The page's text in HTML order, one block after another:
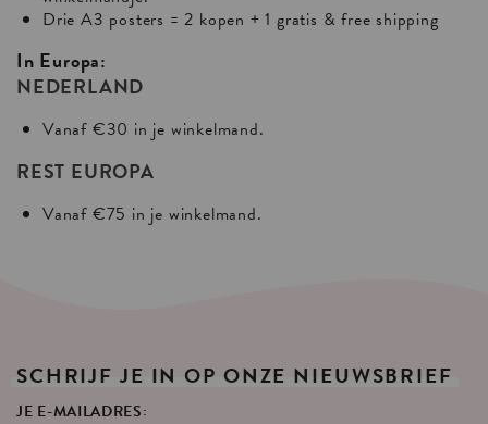
Drie A3 posters = 2 kopen + 1 gratis & free shipping
In Europa:
NEDERLAND
Vanaf €30 in je winkelmand.
REST EUROPA
Vanaf €75 in je winkelmand.
SCHRIJF JE IN OP ONZE NIEUWSBRIEF
JE E-MAILADRES: